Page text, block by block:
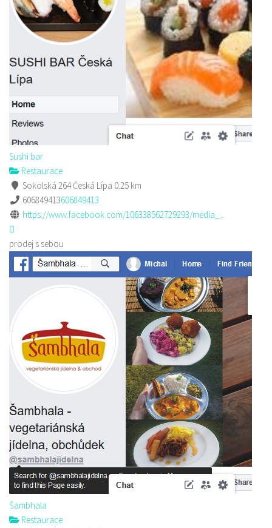
Sushi bar
Restaurace
Sokolská 264 Česká Lípa 0.25 km
606849413606849413
https://www.facebook.com/106338562729293/media_...
prodej s sebou
Šambhala
Restaurace